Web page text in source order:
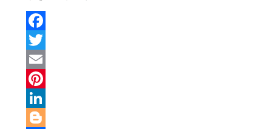
Facebook
Twitter
Email
Pinterest
LinkedIn